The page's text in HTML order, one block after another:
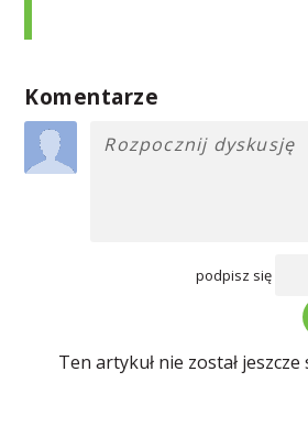
Komentarze
podpisz się
Ten artykuł nie został